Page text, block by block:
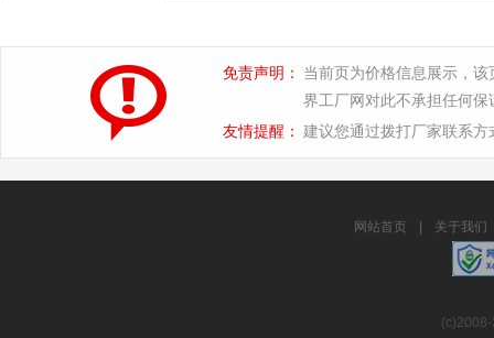
免责声明：
当前页为价格信息展示，
界工厂网对此不承担任何保
友情提醒： 建议您通过拨打厂家联系
网站首页 关于我们